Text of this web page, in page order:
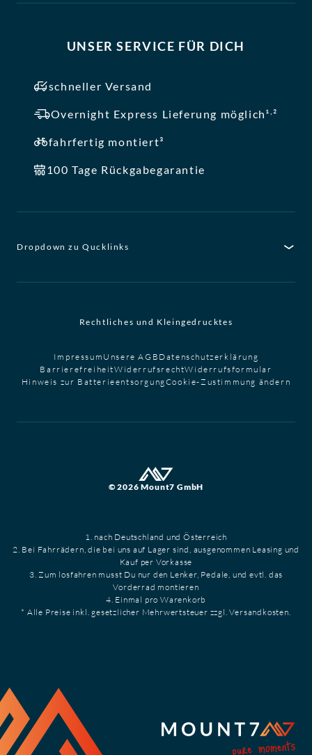
UNSER SERVICE FÜR DICH
schneller Versand
Overnight Express Lieferung möglich¹ ,²
fahrfertig montiert³
100 Tage Rückgabegarantie
Dropdown zu Qucklinks
Rechtliches und Kleingedrucktes
Impressum Unsere AGB Datenschutzerklärung
BarrierefreiheitWiderrufsrechtWiderrufsformular
Hinweis zur BatterieentsorgungCookie-Zustimmung ändern
© 2026 Mount7 GmbH
1. nach Deutschland und Österreich
2. Bei Fahrrädern, die bei uns auf Lager sind, ausgenommen Leasing und
Kauf per Vorkasse
3. Zum losfahren musst Du nur den Lenker, Pedale, und evtl. das
Vorderrad montieren
4. Einmal pro Warenkorb
* Alle Preise inkl. gesetzlicher Mehrwertsteuer zzgl. Versandkosten.